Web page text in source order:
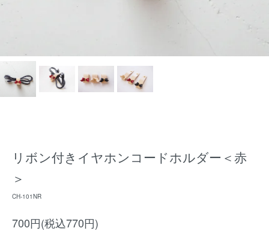
リボン付きイヤホンコードホルダー＜赤
＞
CH-101NR
700円(税込770円)